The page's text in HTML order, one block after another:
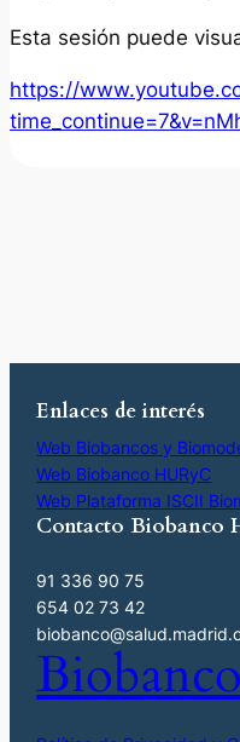
Esta sesión puede
https://
Enlaces de interés
Web Biobancos y
Web Biobanco HURyC
Web Plataforma ISCII
Contacto Biobanco
91 336 90 75
654 02 73 42